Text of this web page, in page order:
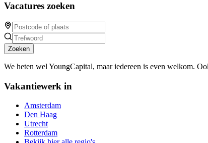
Vacatures zoeken
Zoeken
We heten wel YoungCapital, maar iedereen is even welkom.
Vakantiewerk in
Amsterdam
Den Haag
Utrecht
Rotterdam